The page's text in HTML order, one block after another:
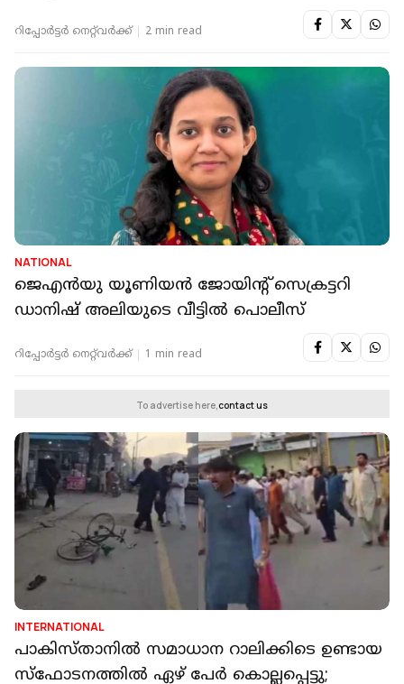
റിപ്പോർട്ടർ നെറ്റ്‌വര്‍ക്ക്‌ 2 min read
NATIONAL
ജെഎൻയു യൂണിയൻ ജോയിന്റ് സെക്രട്ടറി
ഡാനിഷ് അലിയുടെ വീട്ടിൽ പൊലീസ്
റിപ്പോർട്ടർ നെറ്റ്‌വര്‍ക്ക്‌ 1 min read
To advertise here,contact us
INTERNATIONAL
പാകിസ്താനില്‍ സമാധാന റാലിക്കിടെ ഉണ്ടായ
സ്ഫോടനത്തിൽ ഏഴ് പേര്‍ കൊല്ലപ്പെട്ടു;